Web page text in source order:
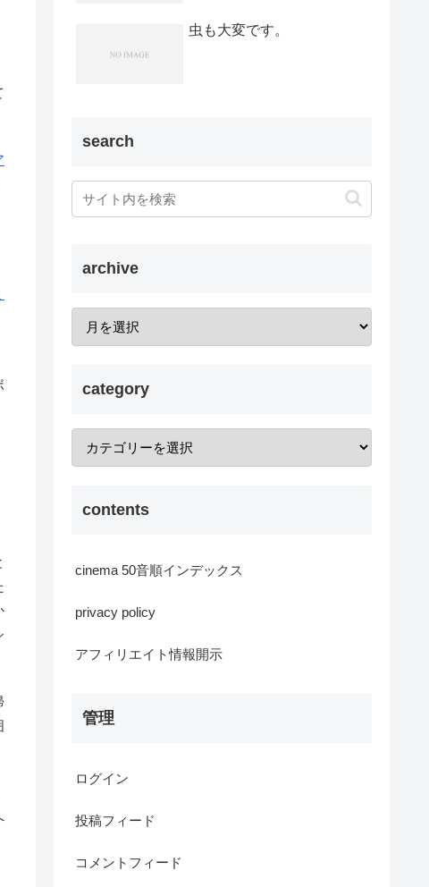
虫も大変です。
search
archive
category
contents
cinema 50音順インデックス
privacy policy
アフィリエイト情報開示
管理
ログイン
投稿フィード
コメントフィード